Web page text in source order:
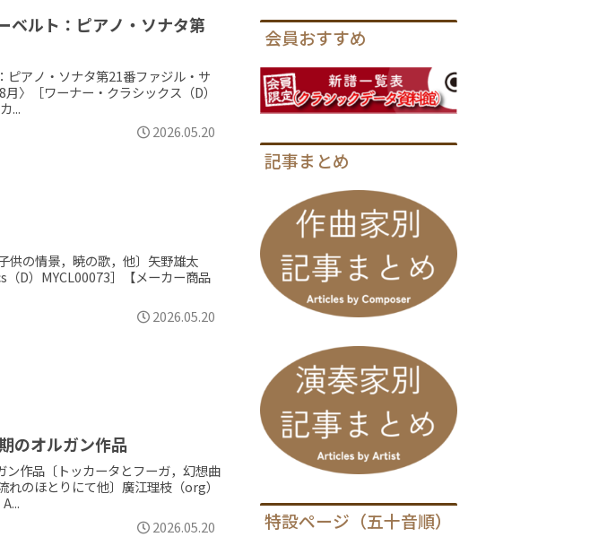
ベルト：ピアノ・ソナタ第
ピアノ・ソナタ第21番ファジル・サ
〉［ワーナー・クラシックス（D）
...
2026.05.20
供の情景，暁の歌，他〕矢野雄太
（D）MYCL00073］【メーカー商品
2026.05.20
のオルガン作品
ン作品〔トッカータとフーガ，幻想曲
のほとりにて他〕廣江理枝（org）
2026.05.20
会員おすすめ
記事まとめ
特設ページ（五十音順）